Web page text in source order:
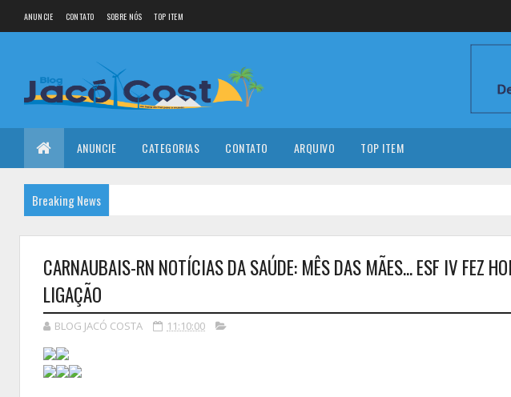
ANUNCIE CONTATO SOBRE NÓS TOP ITEM
ANUNCIE CATEGORIAS CONTATO ARQUIVO TOP ITEM
Breaking News
CARNAUBAIS-RN NOTÍCIAS DA SAÚDE: MÊS DAS MÃES... ESF IV FEZ
LIGAÇÃO
BLOG JACÓ COSTA 11:10:00